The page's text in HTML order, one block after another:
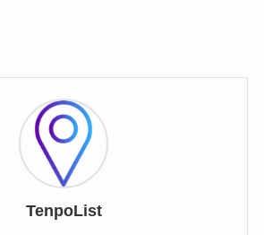
TenpoList